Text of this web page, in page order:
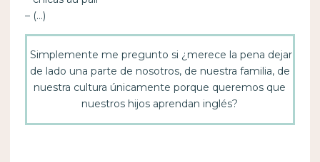
– (…)
Simplemente me pregunto si ¿merece la pena dejar
de lado una parte de nosotros, de nuestra familia, de
nuestra cultura únicamente porque queremos que
nuestros hijos aprendan inglés?